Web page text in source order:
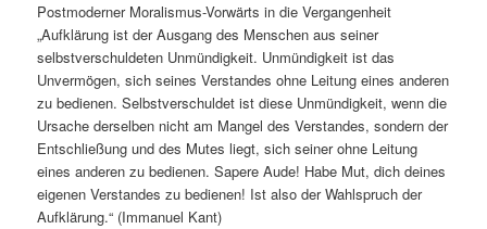
Postmoderner Moralismus-Vorwärts in die Vergangenheit
„Aufklärung ist der Ausgang des Menschen aus seiner
selbstverschuldeten Unmündigkeit. Unmündigkeit ist das
Unvermögen, sich seines Verstandes ohne Leitung eines anderen
zu bedienen. Selbstverschuldet ist diese Unmündigkeit, wenn die
Ursache derselben nicht am Mangel des Verstandes, sondern der
Entschließung und des Mutes liegt, sich seiner ohne Leitung
eines anderen zu bedienen. Sapere Aude! Habe Mut, dich deines
eigenen Verstandes zu bedienen! Ist also der Wahlspruch der
Aufklärung.“ (Immanuel Kant)